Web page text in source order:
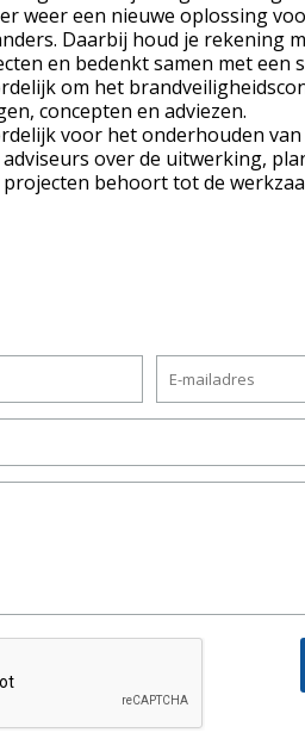
weer een nieuwe oplossing
Daarbij houd je rekening
en bedenkt samen met
om het
concepten en adviezen.
voor het onderhouden
adviseurs over de uitwerking,
behoort tot de